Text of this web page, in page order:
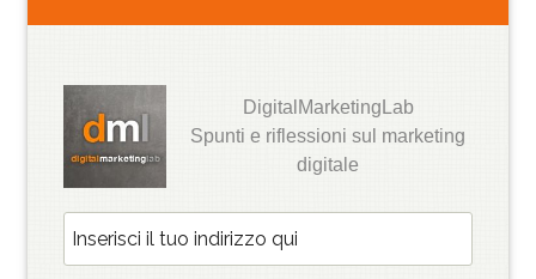
DigitalMarketingLab
Spunti e riflessioni sul marketing
digitale